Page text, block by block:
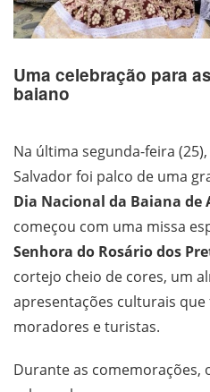
Uma celebração para
baiano
Na última segunda-feira
Salvador foi palco de uma
Dia Nacional da Baiana de
começou com uma missa
Senhora do Rosário dos
cortejo cheio de cores, um
apresentações culturais que
moradores e turistas.
Durante as comemorações,